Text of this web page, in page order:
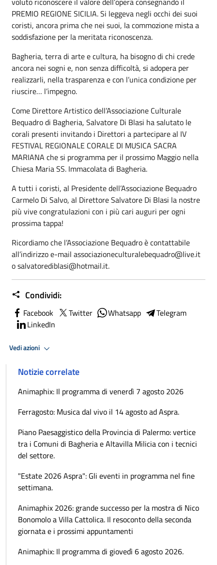
PREMIO REGIONE SICILIA. Si leggeva negli occhi dei suoi
coristi, ancora prima che nei suoi, la commozione mista a
soddisfazione per la meritata riconoscenza.
Bagheria, terra di arte e cultura, ha bisogno di chi crede
ancora nei sogni e, non senza difficoltà, si adopera per
realizzarli, nella trasparenza e con l’unica condizione per
riuscire… l’impegno.
Come Direttore Artistico dell’Associazione Culturale
Bequadro di Bagheria, Salvatore Di Blasi ha salutato le
corali presenti invitando i Direttori a partecipare al IV
FESTIVAL REGIONALE CORALE DI MUSICA SACRA
MARIANA che si programma per il prossimo Maggio nella
Chiesa Maria SS. Immacolata di Bagheria.
A tutti i coristi, al Presidente dell’Associazione Bequadro
Carmelo Di Salvo, al Direttore Salvatore Di Blasi la nostre
più vive congratulazioni con i più cari auguri per ogni
prossima tappa!
Ricordiamo che l’Associazione Bequadro è contattabile
all’indirizzo e-mail associazioneculturalebequadro@live.it
o salvatorediblasi@hotmail.it.
Condividi:
Facebook Twitter Whatsapp
Telegram
LinkedIn
Vedi azioni
Notizie correlate
Animaphix: Il programma di venerdì 7 agosto 2026
Ferragosto: Musica dal vivo il 14 agosto ad Aspra.
Piano Paesaggistico della Provincia di Palermo: vertice
tra i Comuni di Bagheria e Altavilla Milicia con i tecnici
del settore.
"Estate 2026 Aspra": Gli eventi in programma nel fine
settimana.
Animaphix 2026: grande successo per la mostra di Nico
Bonomolo a Villa Cattolica. Il resoconto della seconda
giornata e i prossimi appuntamenti
Animaphix: Il programma di giovedì 6 agosto 2026.